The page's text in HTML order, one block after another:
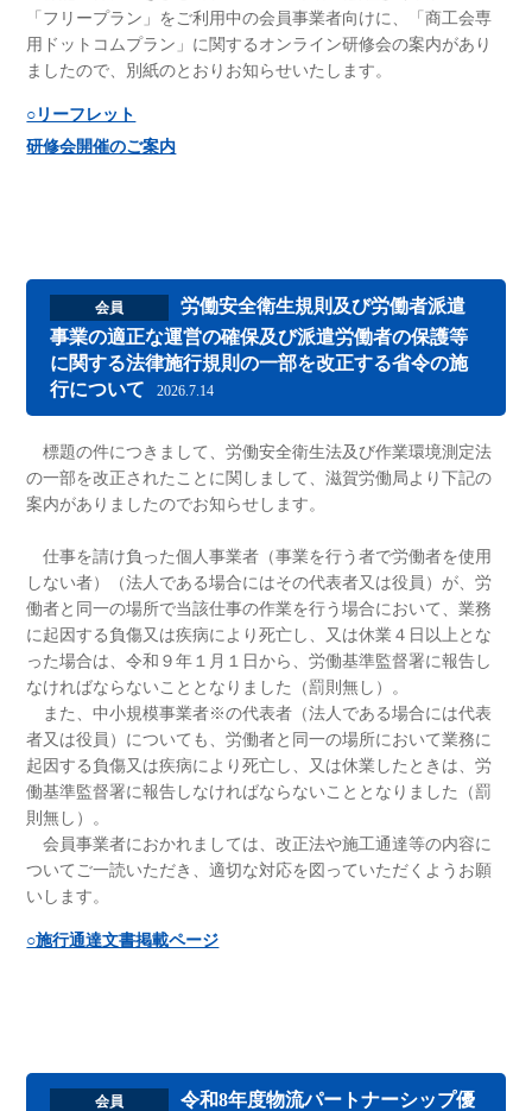
「フリープラン」をご利用中の会員事業者向けに、「商工会専
用ドットコムプラン」に関するオンライン研修会の案内があり
ましたので、別紙のとおりお知らせいたします。
○リーフレット
研修会開催のご案内
会員
労働安全衛生規則及び労働者派遣
事業の適正な運営の確保及び派遣労働者の保護等
に関する法律施行規則の一部を改正する省令の施
行について
2026.7.14
標題の件につきまして、労働安全衛生法及び作業環境測定法
の一部を改正されたことに関しまして、滋賀労働局より下記の
案内がありましたのでお知らせします。
仕事を請け負った個人事業者（事業を行う者で労働者を使用
しない者）（法人である場合にはその代表者又は役員）が、労
働者と同一の場所で当該仕事の作業を行う場合において、業務
に起因する負傷又は疾病により死亡し、又は休業４日以上とな
った場合は、令和９年１月１日から、労働基準監督署に報告し
なければならないこととなりました（罰則無し）。
また、中小規模事業者※の代表者（法人である場合には代表
者又は役員）についても、労働者と同一の場所において業務に
起因する負傷又は疾病により死亡し、又は休業したときは、労
働基準監督署に報告しなければならないこととなりました（罰
則無し）。
会員事業者におかれましては、改正法や施工通達等の内容に
ついてご一読いただき、適切な対応を図っていただくようお願
いします。
○施行通達文書掲載ページ
会員
令和8年度物流パートナーシップ優